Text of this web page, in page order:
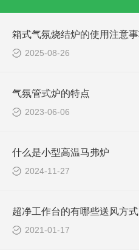
2025-08-26
气氛管式炉的特点
2023-06-06
什么是小型高温马弗炉
2024-11-27
超净工作台的有哪些送风方式
2021-01-17